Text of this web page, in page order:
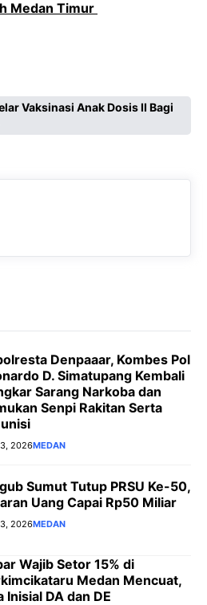
Medan Timur
Vaksinasi Anak Dosis II Bagi
Denpaaar, Kombes Pol
D. Simatupang Kembali
Sarang Narkoba dan
Senpi Rakitan Serta
2026MEDAN
Sumut Tutup PRSU Ke-50,
Uang Capai Rp50 Miliar
2026MEDAN
Wajib Setor 15% di
Medan Mencuat,
Inisial DA dan DE